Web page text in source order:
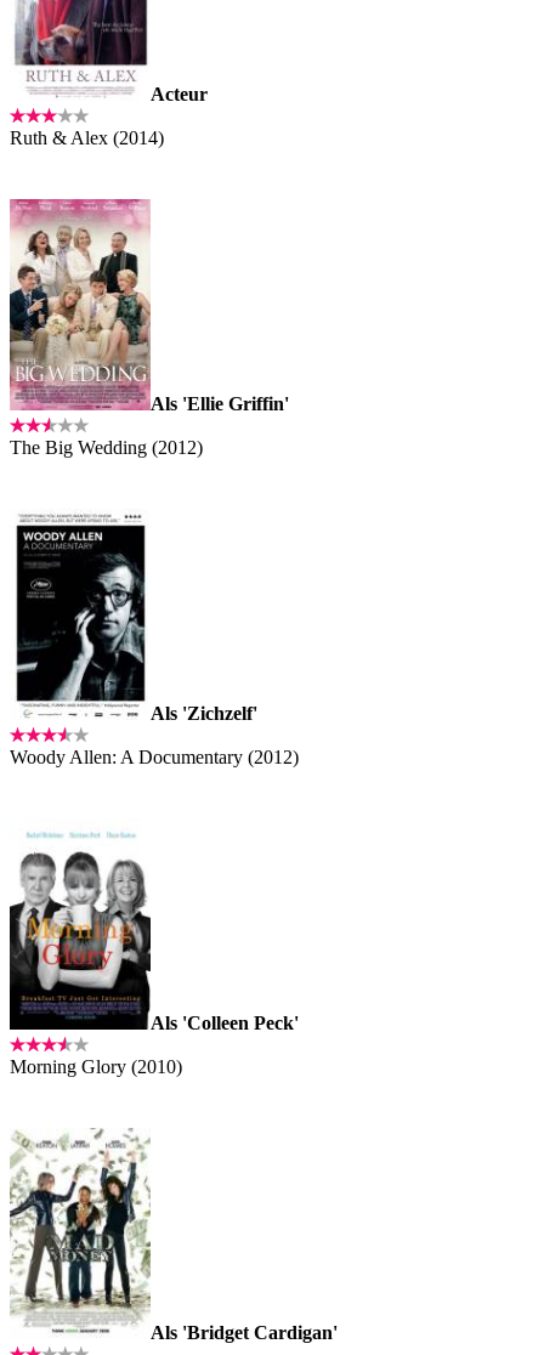
Acteur
Ruth & Alex (2014)
Als 'Ellie Griffin'
The Big Wedding (2012)
Als 'Zichzelf'
Woody Allen: A Documentary (2012)
Als 'Colleen Peck'
Morning Glory (2010)
Als 'Bridget Cardigan'